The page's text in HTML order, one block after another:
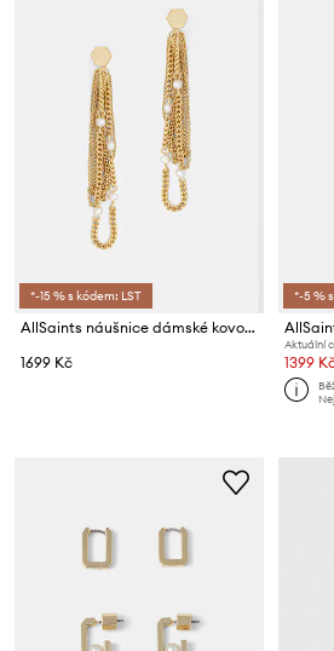
*-15 % s kódem: LST
AllSaints náušnice dámské kovové
1699 Kč
*-5 %
Aktuální
1399